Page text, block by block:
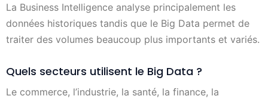
La Business Intelligence analyse principalement les
données historiques tandis que le Big Data permet de
traiter des volumes beaucoup plus importants et variés.
Quels secteurs utilisent le Big Data ?
Le commerce, l’industrie, la santé, la finance, la